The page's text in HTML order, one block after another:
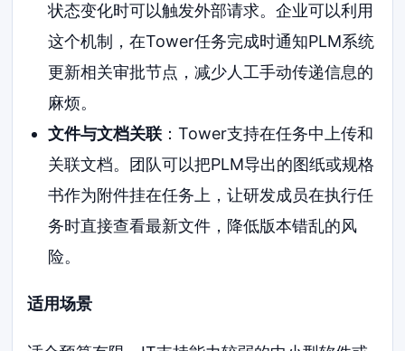
状态变化时可以触发外部请求。企业可以利用
这个机制，在Tower任务完成时通知PLM系统
更新相关审批节点，减少人工手动传递信息的
麻烦。
文件与文档关联：Tower支持在任务中上传和
关联文档。团队可以把PLM导出的图纸或规格
书作为附件挂在任务上，让研发成员在执行任
务时直接查看最新文件，降低版本错乱的风
险。
适用场景